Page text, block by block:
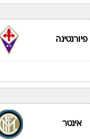
פיורנטינה
אינטר